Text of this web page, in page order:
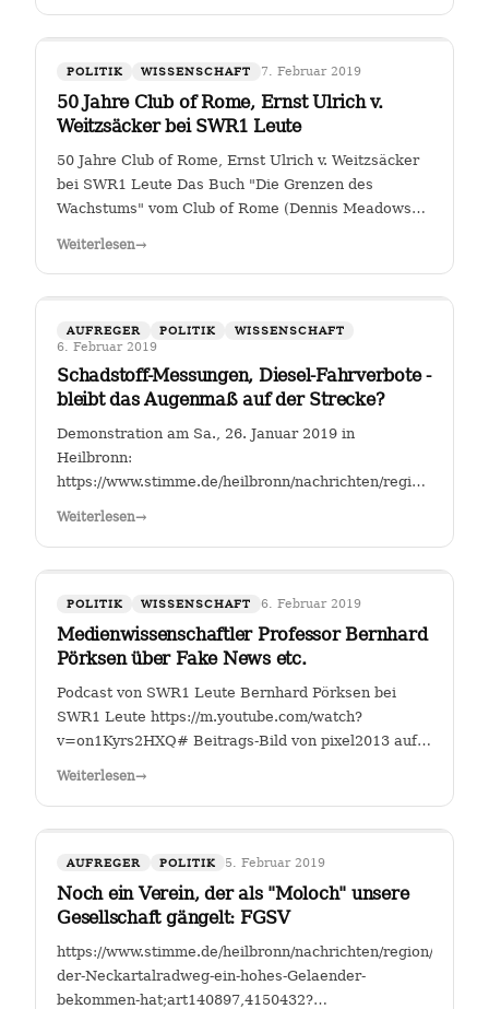
POLITIK WISSENSCHAFT 7. Februar 2019
50 Jahre Club of Rome, Ernst Ulrich v.
Weitzsäcker bei SWR1 Leute
50 Jahre Club of Rome, Ernst Ulrich v. Weitzsäcker
bei SWR1 Leute Das Buch "Die Grenzen des
Wachstums" vom Club of Rome (Dennis Meadows
Weiterlesen→
AUFREGER POLITIK WISSENSCHAFT
6. Februar 2019
Schadstoff-Messungen, Diesel-Fahrverbote -
bleibt das Augenmaß auf der Strecke?
Demonstration am Sa., 26. Januar 2019 in
Heilbronn:
https://www.stimme.de/heilbronn/nachrichten/region/
Fahrverbote-Proteststimmung-
Weiterlesen→
POLITIK WISSENSCHAFT 6. Februar 2019
Medienwissenschaftler Professor Bernhard
Pörksen über Fake News etc.
Podcast von SWR1 Leute Bernhard Pörksen bei
SWR1 Leute https://m.youtube.com/watch?
v=on1Kyrs2HXQ# Beitrags-Bild von pixel2013 auf
Weiterlesen→
AUFREGER POLITIK 5. Februar 2019
Noch ein Verein, der als "Moloch" unsere
Gesellschaft gängelt: FGSV
https://www.stimme.de/heilbronn/nachrichten/region/Warum-
der-Neckartalradweg-ein-hohes-Gelaender-
bekommen-hat;art140897,4150432?